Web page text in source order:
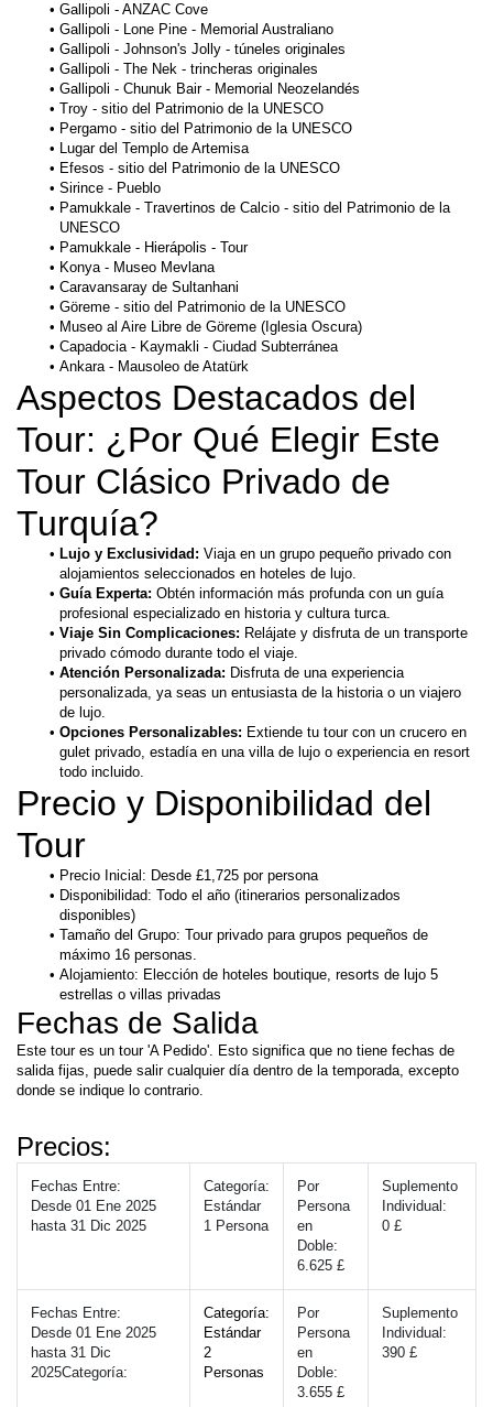
Gallipoli - ANZAC Cove
Gallipoli - Lone Pine - Memorial Australiano
Gallipoli - Johnson's Jolly - túneles originales
Gallipoli - The Nek - trincheras originales
Gallipoli - Chunuk Bair - Memorial Neozelandés
Troy - sitio del Patrimonio de la UNESCO
Pergamo - sitio del Patrimonio de la UNESCO
Lugar del Templo de Artemisa
Efesos - sitio del Patrimonio de la UNESCO
Sirince - Pueblo
Pamukkale - Travertinos de Calcio - sitio del Patrimonio de la
UNESCO
Pamukkale - Hierápolis - Tour
Konya - Museo Mevlana
Caravansaray de Sultanhani
Göreme - sitio del Patrimonio de la UNESCO
Museo al Aire Libre de Göreme (Iglesia Oscura)
Capadocia - Kaymakli - Ciudad Subterránea
Ankara - Mausoleo de Atatürk
Aspectos Destacados del
Tour: ¿Por Qué Elegir Este
Tour Clásico Privado de
Turquía?
Lujo y Exclusividad: Viaja en un grupo pequeño privado con
alojamientos seleccionados en hoteles de lujo.
Guía Experta: Obtén información más profunda con un guía
profesional especializado en historia y cultura turca.
Viaje Sin Complicaciones: Relájate y disfruta de un transporte
privado cómodo durante todo el viaje.
Atención Personalizada: Disfruta de una experiencia
personalizada, ya seas un entusiasta de la historia o un viajero
de lujo.
Opciones Personalizables: Extiende tu tour con un crucero en
gulet privado, estadía en una villa de lujo o experiencia en resort
todo incluido.
Precio y Disponibilidad del
Tour
Precio Inicial: Desde £1,725 por persona
Disponibilidad: Todo el año (itinerarios personalizados
disponibles)
Tamaño del Grupo: Tour privado para grupos pequeños de
máximo 16 personas.
Alojamiento: Elección de hoteles boutique, resorts de lujo 5
estrellas o villas privadas
Fechas de Salida
Este tour es un tour 'A Pedido'. Esto significa que no tiene fechas de
salida fijas, puede salir cualquier día dentro de la temporada, excepto
donde se indique lo contrario.
Precios:
Fechas Entre:
Desde 01 Ene 2025
hasta 31 Dic 2025
Categoría:
Estándar
1 Persona
Por
Persona
en
Doble:
6.625 £
Suplemento
Individual:
0 £
Fechas Entre:
Desde 01 Ene 2025
hasta 31 Dic
2025Categoría:
Categoría:
Estándar
2
Personas
Por
Persona
en
Doble:
3.655 £
Suplemento
Individual:
390 £